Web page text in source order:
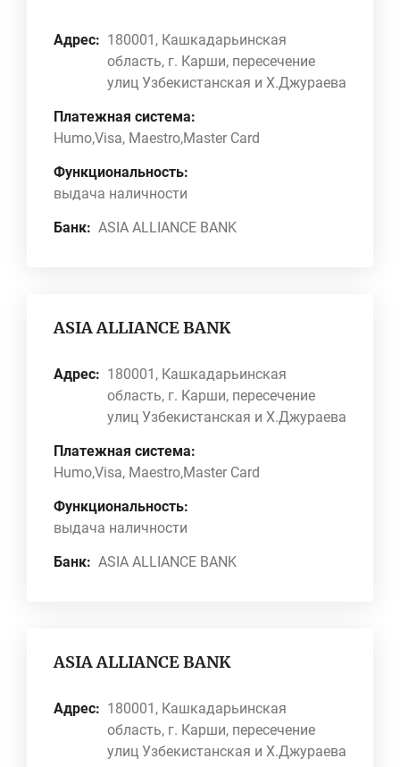
Адрес: 180001, Кашкадарьинская
область, г. Карши, пересечение
улиц Узбекистанская и Х.Джураева
Платежная система:
Humo,Visa, Maestro,Master Card
Функциональность:
выдача наличности
Банк: ASIA ALLIANCE BANK
ASIA ALLIANCE BANK
Адрес: 180001, Кашкадарьинская
область, г. Карши, пересечение
улиц Узбекистанская и Х.Джураева
Платежная система:
Humo,Visa, Maestro,Master Card
Функциональность:
выдача наличности
Банк: ASIA ALLIANCE BANK
ASIA ALLIANCE BANK
Адрес: 180001, Кашкадарьинская
область, г. Карши, пересечение
улиц Узбекистанская и Х.Джураева